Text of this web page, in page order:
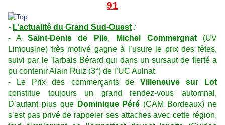
91
- L’actualité du Grand Sud-Ouest :
- A Saint-Denis de Pile, Michel Commergnat(UV
Limousine) très motivé gagne à l’usure le prix des fêtes,
suivi par le Tarbais Bérard qui dans un sursaut de fierté a
pu contenir Alain Ruiz (3°) de l’UC Aulnat.
- Le Prix des commerçants de Villeneuve sur Lot
constitue toujours un grand rendez-vous automnal.
D’autant plus que Dominique Péré (CAM Bordeaux) ne
s’est pas privé de rappeler ses attaches avec cette région,